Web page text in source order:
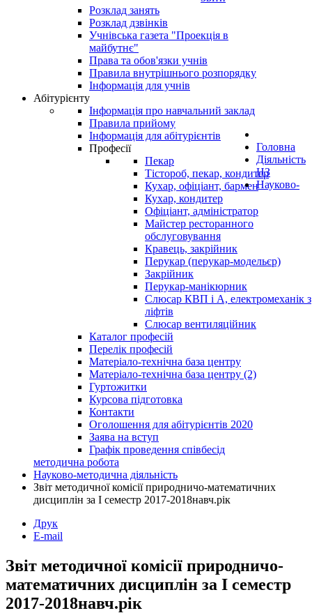
Розклад занять
Розклад дзвінків
Учнівська газета "Проекція в
майбутнє"
Права та обов'язки учнів
Правила внутрішнього розпорядку
Інформація для учнів
Абітурієнту
Інформація про навчальний заклад
Правила прийому
Інформація для абітурієнтів
Професії
Пекар
Тістороб, пекар, кондитер
Кухар, офіціант, бармен
Кухар, кондитер
Офіціант, адміністратор
Майстер ресторанного
обслуговування
Кравець, закрійник
Перукар (перукар-модельєр)
Закрійник
Перукар-манікюрник
Слюсар КВП і А, електромеханік з
ліфтів
Слюсар вентиляційник
Каталог професій
Перелік професій
Матеріало-технічна база центру
Матеріало-технічна база центру (2)
Гуртожитки
Курсова підготовка
Контакти
Оголошення для абітурієнтів 2020
Заява на вступ
Графік проведення співбесід
Головна
Діяльність
НЗ
Науково-
методична робота
Науково-методична діяльність
Звіт методичної комісії природничо-математичних
дисциплін за І семестр 2017-2018навч.рік
Друк
E-mail
Звіт методичної комісії природничо-
математичних дисциплін за І семестр
2017-2018навч.рік